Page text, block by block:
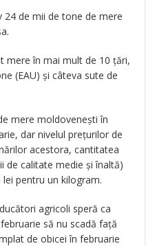
de mii de tone de mere
mere în mai mult de 10 țări,
(EAU) și câteva sute de
mere moldovenești în
dar nivelul prețurilor de
acestora, cantitatea
de calitate medie și înaltă)
pentru un kilogram.
agricoli speră ca
să nu scadă față
de obicei în februarie